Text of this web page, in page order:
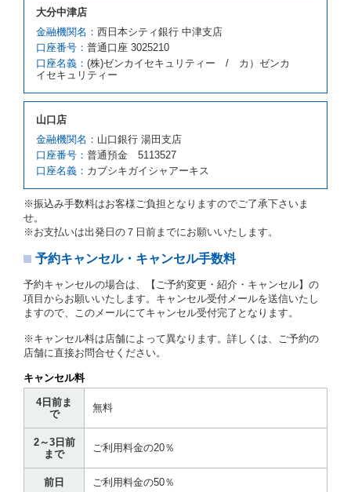
借受人は、第１項の代替レンタカーの貸渡しの申入れ
を拒絶し、予約を取り消すことができるものとしま
す。
前項の場合、第１項の貸渡しをすることができない原
因が、当社の責に帰する事由によるときには第４条第
４項の予約の取消しとして取り扱い、当社は受領済の
予約申込金を返還するものとします。
原因が、当社の責に帰さない事由による時には第４条
第５項の予約の取消しとして取り扱い、当社は受領済
の予約申込金を返還するものとします。
第６条（免責）
当社及び借受人は、予約が取り消され、又は貸渡契約
が締結されなかったことについて、第４条及び第５条
に定める場合を除き、相互に何らの請求をしないもの
とします。
第３章／貸 渡 し
第７条（貸渡契約の締結）
借受人は第２条第１項に定める借受条件を明示し、当
貸渡契約を締結するものとします。ただし、貸し渡す
ことができるレンタカーがない場合又は借受人若しく
は運転者が第８条第１項若しくは第２項各号のいずれ
かに該当する場合を除きます。
貸渡契約を締結した場合、借受人は当社に第１0条第
１項に定める貸渡料金を支払うものとします。
運転者の義務と定められた事項を遵守するものとしま
す。
当社は、監督官庁の基本通達（注１）に基づき、貸渡
大分中津店
金融機関名： 西日本シティ銀行 中津支店
口座番号： 普通口座 3025210
口座名義： (株)ゼンカイセキュリティー / カ）ゼンカ
イセキュリティー
山口店
金融機関名： 山口銀行 湯田支店
口座番号： 普通預金 5113527
口座名義： カブシキガイシャアーキス
※振込み手数料はお客様ご負担となりますのでご了承下さいま
せ。
※お支払いは出発日の７日前までにお願いいたします。
予約キャンセル・キャンセル手数料
予約キャンセルの場合は、【ご予約変更・紹介・キャンセル】の
項目からお願いいたします。キャンセル受付メールを送信いたし
ますので、このメールにてキャンセル受付完了となります。
※キャンセル料は店舗によって異なります。詳しくは、ご予約の
店舗に直接お問合せください。
キャンセル料
4日前ま
で
無料
2～3日前
まで
ご利用料金の20％
前日 ご利用料金の50％